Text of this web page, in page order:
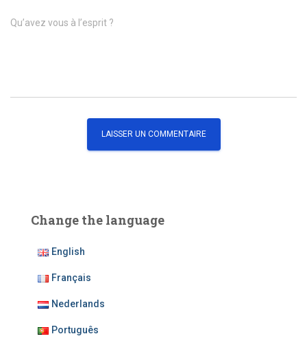
Qu’avez vous à l’esprit ?
Change the language
English
Français
Nederlands
Português